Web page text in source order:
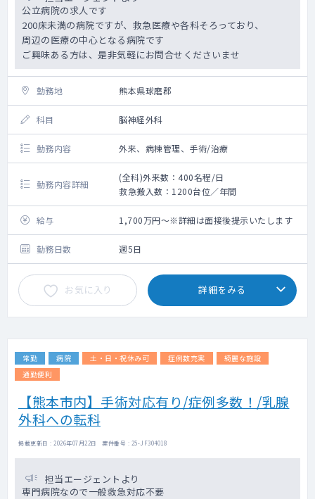
公立病院の求人です
200床未満の病院ですが、救急医療や各科そろっており、
周辺の医療の中心となる病院です
ご興味ある方は、是非気軽にお問合せくださいませ
勤務地 熊本県球磨郡
科目 脳神経外科
勤務内容 外来、病棟管理、手術/治療
勤務内容詳細
(全科)外来数：400名程/日
救急搬入数：1200台位／年間
給与 1,700万円～※詳細は面接後提示いたします
勤務日数 週5日
お気に入り 詳細をみる
常勤 病院 土・日・祝休み可 症例数充実
綺麗な施設
通勤便利
【熊本市内】手術対応有り/症例多数！/乳腺
外科への転科
掲載更新日 : 2026年07月22日 案件番号 : 25-JF304018
担当エージェントより
専門病院なので一般救急対応不要